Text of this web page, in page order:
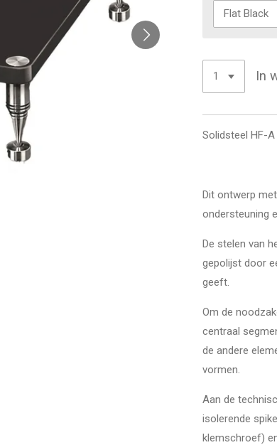
In
Solidsteel HF-
Dit ontwerp
ondersteuning
De stelen van
gepolijst door
geeft.
Om de
centraal
de andere
vormen.
Aan de
isolerende
klemschroef)